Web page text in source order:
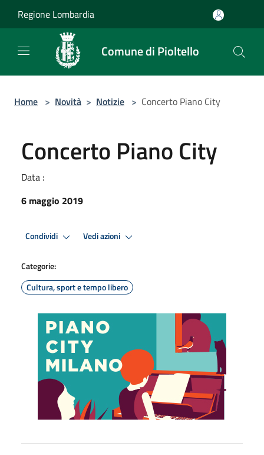
Regione Lombardia
Comune di Pioltello
Home > Novità > Notizie > Concerto Piano City
Concerto Piano City
Data :
6 maggio 2019
Condividi Vedi azioni
Categorie:
Cultura, sport e tempo libero